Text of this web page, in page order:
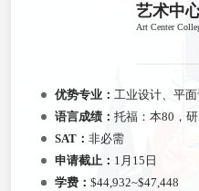
艺术中
Art Center
优势专业： 工业设计、平
语言成绩： 托福：本80，
SAT： 非必需
申请截止： 1月15日
学费： $44,932~$47,448